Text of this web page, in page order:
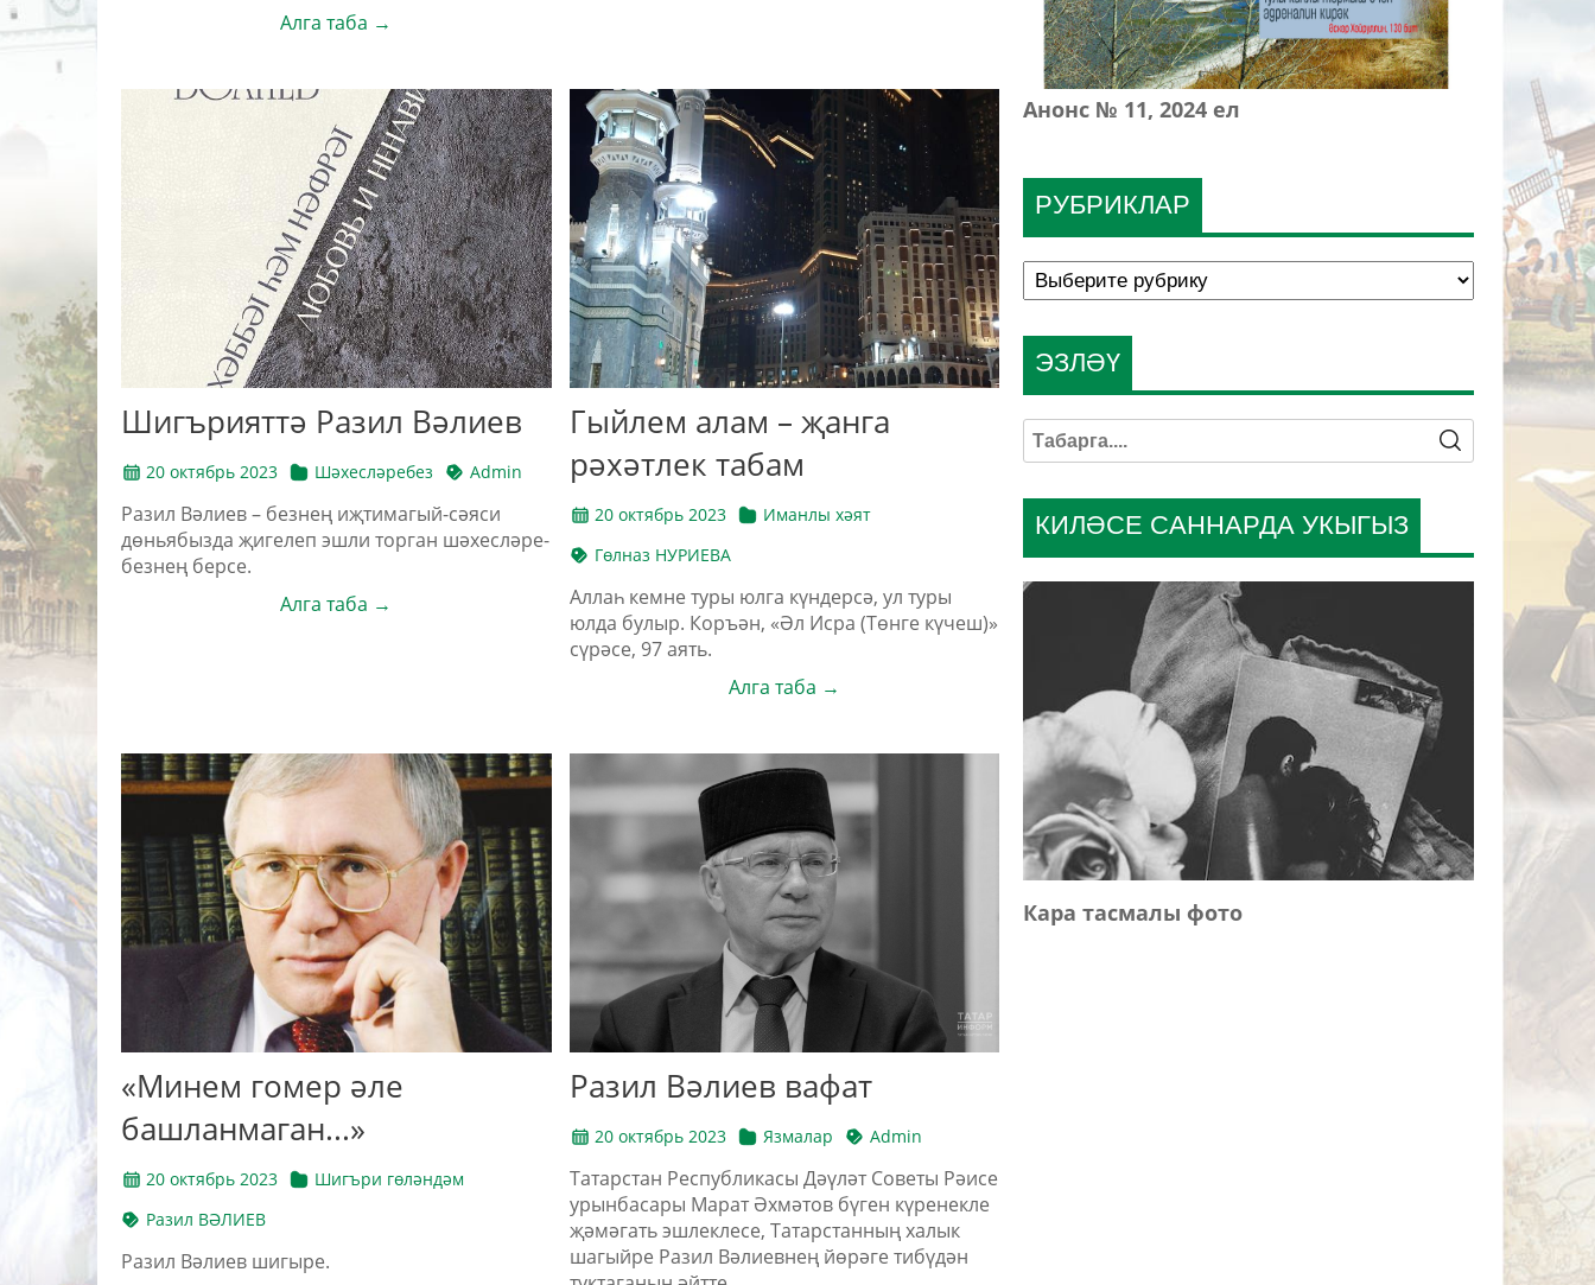
Алга таба →
Шигърияттә Разил Вәлиев
20 октябрь 2023 Шәхесләребез Admin
Ра­зил Вә­ли­ев – без­нең иҗ­ти­ма­гый-сә­я­си
дөнь­я­быз­да җи­ге­леп эш­ли тор­ган шә­хес­лә­ре­
без­нең бер­се.
Алга таба →
Гыйлем алам – җанга
рәхәтлек табам
20 октябрь 2023
Иманлы хәят
Гөлназ НУРИЕВА
Аллаһ кемне туры юлга күндерсә, ул туры
юлда булыр. Коръән, «Әл Исра (Төнге күчеш)»
сүрәсе, 97 аять.
Алга таба →
«Минем гомер әле
башланмаган...»
20 октябрь 2023
Шигъри гөләндәм
Разил ВӘЛИЕВ
Разил Вәлиев шигыре.
Разил Вәлиев вафат
20 октябрь 2023 Язмалар Admin
Татарстан Республикасы Дәүләт Советы Рәисе
урынбасары Марат Әхмәтов бүген күренекле
җәмәгать эшлеклесе, Татарстанның халык
шагыйре Разил Вәлиевнең йөрәге тибүдән
РУБРИКЛАР
Анонс № 11, 2024 ел
КИЛӘСЕ САННАРДА УКЫГЫЗ
Кара тасмалы фото
ЭЗЛӘҮ